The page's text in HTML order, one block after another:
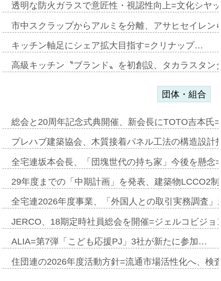
透明な防火ガラスで意匠性・視認性向上=文化シヤ
市中スクラップからアルミを分離、アサヒセイレ
キッチン軸足にシェア拡大目指す=クリナップ…
高級キッチン〝ブランド〟を初創設、タカラスタ
団体・組合
総会と20周年記念式典開催、新会長にTOTO吉本氏
プレハブ建築協会、木質接着パネル工法の構造設
全宅連坂本会長、「団塊世代の持ち家」今後を懸
29年度までの「中期計画」を発表、建築物LCCO2
全宅連2026年度事業、「外国人との取引実務調査
JERCO、18期定時社員総会を開催=ジェルコビジ
ALIA=第7弾「こども応援PJ」3社が新たに参加…
住団連の2026年度活動方針=流通市場活性化へ、検